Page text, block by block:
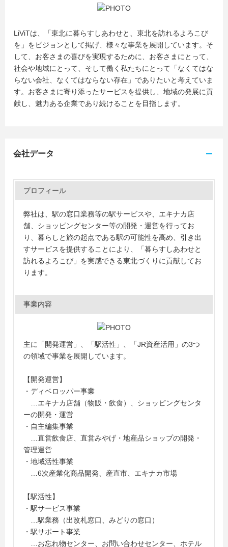
LiViTは、「東北に暮らすしあわせと、東北を訪れるよろこび
を」をビジョンとして掲げ、様々な事業を展開しています。そ
して、お客さまの喜びを実現するために、お客さまにとって、
社会や地域にとって、そして働く私たちにとって「なくてはな
らない会社、なくてはならない存在」でありたいと考えていま
す。お客さまに寄り添ったサービスを提供し、地域の発展に貢
献し、魅力ある企業であり続けることを目指します。
会社データ
プロフィール
弊社は、駅の窓口業務等の駅サービスや、エキナカ店
舗、ショッピングセンター等の開発・運営を行ってお
り、暮らしと旅の起点である駅の可能性を高め、引き出
すサービスを提供することにより、「暮らすしあわせと
訪れるよろこび」を実感できる東北づくりに貢献してお
ります。
事業内容
主に「開発運営」、「駅活性」、「JR資産活用」の3つ
の領域で事業を展開しています。
【開発運営】
・ディベロッパー事業
…エキナカ店舗（物販・飲食）、ショッピングセンタ
ーの開発・運営
・自主編集事業
…直営飲食店、直営みやげ・地産品ショップの開発・
管理運営
・地域活性事業
…6次産業化商品開発、産直市、エキナカ市場
【駅活性】
・駅サービス事業
…駅業務（出改札窓口、みどりの窓口）
・駅サポート事業
…お忘れ物センター、お問い合わせセンター、ホテル